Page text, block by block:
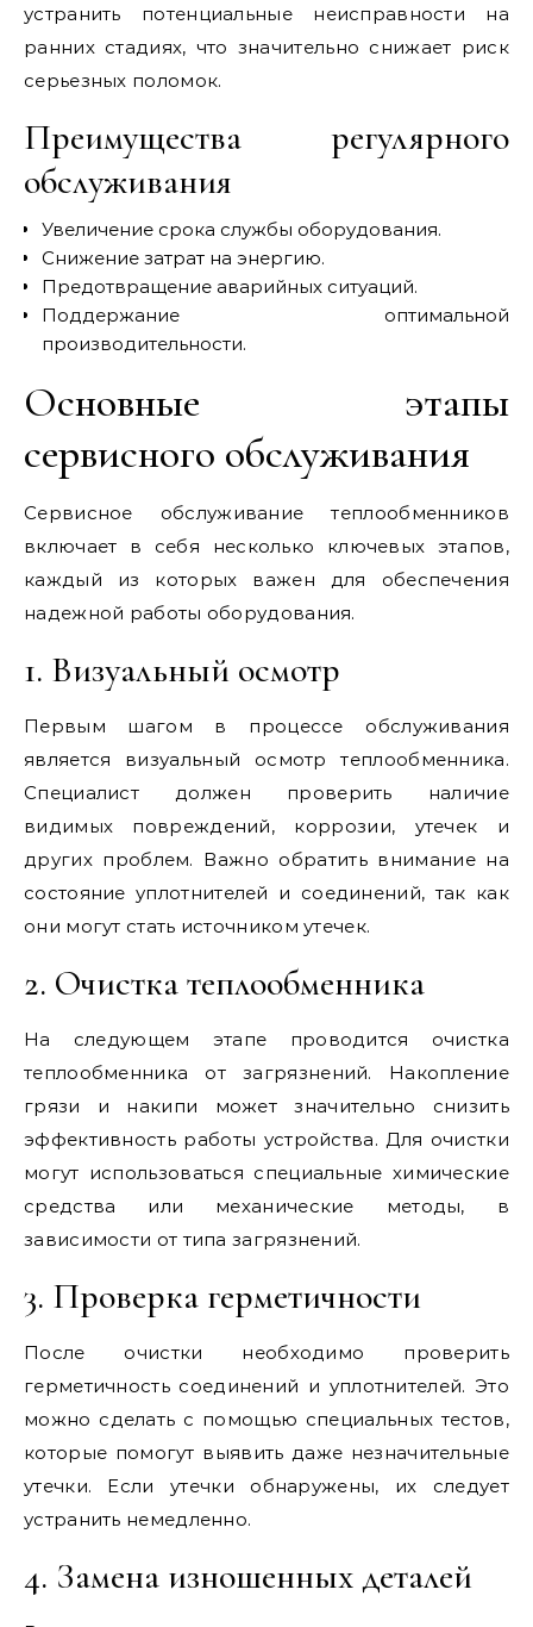
устранить потенциальные неисправности на
ранних стадиях, что значительно снижает риск
серьезных поломок.
Преимущества регулярного
обслуживания
Увеличение срока службы оборудования.
Снижение затрат на энергию.
Предотвращение аварийных ситуаций.
Поддержание оптимальной
производительности.
Основные этапы
сервисного обслуживания
Сервисное обслуживание теплообменников
включает в себя несколько ключевых этапов,
каждый из которых важен для обеспечения
надежной работы оборудования.
1. Визуальный осмотр
Первым шагом в процессе обслуживания
является визуальный осмотр теплообменника.
Специалист должен проверить наличие
видимых повреждений, коррозии, утечек и
других проблем. Важно обратить внимание на
состояние уплотнителей и соединений, так как
они могут стать источником утечек.
2. Очистка теплообменника
На следующем этапе проводится очистка
теплообменника от загрязнений. Накопление
грязи и накипи может значительно снизить
эффективность работы устройства. Для очистки
могут использоваться специальные химические
средства или механические методы, в
зависимости от типа загрязнений.
3. Проверка герметичности
После очистки необходимо проверить
герметичность соединений и уплотнителей. Это
можно сделать с помощью специальных тестов,
которые помогут выявить даже незначительные
утечки. Если утечки обнаружены, их следует
устранить немедленно.
4. Замена изношенных деталей